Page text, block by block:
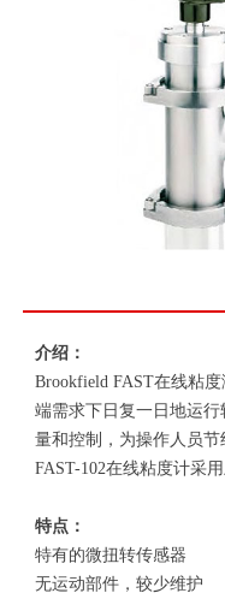
介绍：
Brookfield FAST在线粘
端需求下日复一日地运
量和控制，为操作人员
FAST-102在线粘度计采
特点：
特有的微扭转传感器
无运动部件，较少维护